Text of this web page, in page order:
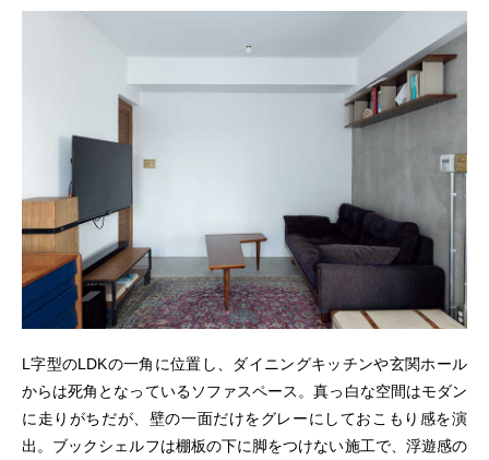
L字型のLDKの一角に位置し、ダイニングキッチンや玄関ホール
からは死角となっているソファスペース。真っ白な空間はモダン
に走りがちだが、壁の一面だけをグレーにしておこもり感を演
出。ブックシェルフは棚板の下に脚をつけない施工で、浮遊感の